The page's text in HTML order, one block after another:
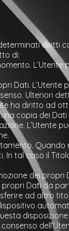
diritti
di:
Dati.
Ulteriori
ha diritto ad
copia dei
L’Utente
Quando
In tal caso il
dei propri
Dati da
ad altro